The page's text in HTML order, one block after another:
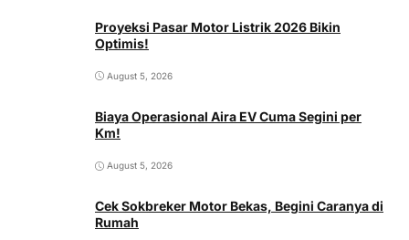
Proyeksi Pasar Motor Listrik 2026 Bikin
Optimis!
August 5, 2026
Biaya Operasional Aira EV Cuma Segini per
Km!
August 5, 2026
Cek Sokbreker Motor Bekas, Begini Caranya di
Rumah